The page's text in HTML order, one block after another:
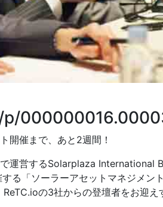
開催まで、あと2週間！
運営するSolarplaza International
る「ソーラーアセットマネジメン
の3社からの登壇者をお迎え